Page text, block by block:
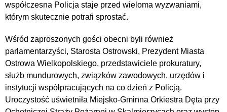
współczesna Policja staje przed wieloma wyzwaniami,
którym skutecznie potrafi sprostać.
Wśród zaproszonych gości obecni byli również
parlamentarzyści, Starosta Ostrowski, Prezydent Miasta
Ostrowa Wielkopolskiego, przedstawiciele prokuratury,
służb mundurowych, związków zawodowych, urzędów i
instytucji współpracujących na co dzień z Policją.
Uroczystość uświetniła Miejsko-Gminna Orkiestra Dęta przy